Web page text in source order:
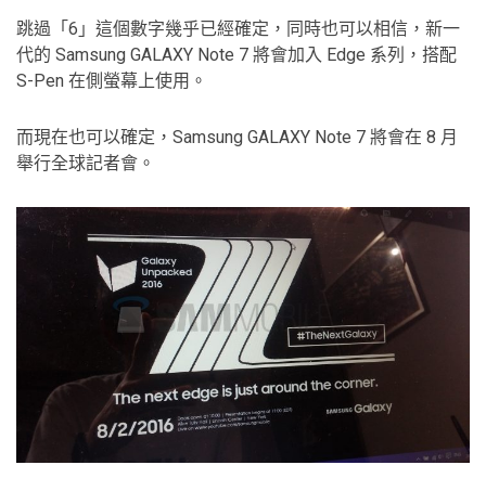
跳過「6」這個數字幾乎已經確定，同時也可以相信，新一
代的 Samsung GALAXY Note 7 將會加入 Edge 系列，搭配
S-Pen 在側螢幕上使用。
而現在也可以確定，Samsung GALAXY Note 7 將會在 8 月
舉行全球記者會。